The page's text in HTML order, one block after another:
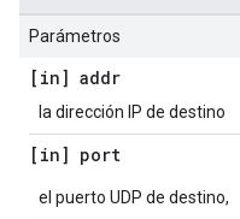
Parámetros
[in] addr
la dirección IP de destino
[in] port
el puerto UDP de destino,